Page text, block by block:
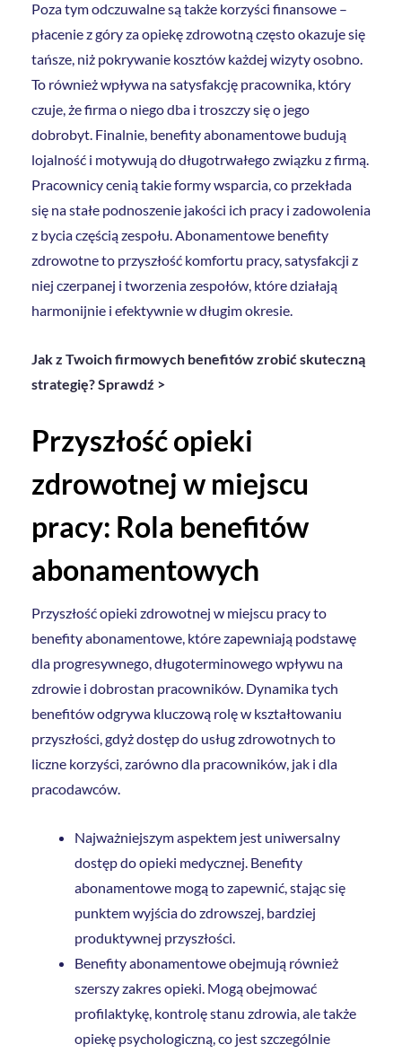
Poza tym odczuwalne są także korzyści finansowe –
płacenie z góry za opiekę zdrowotną często okazuje się
tańsze, niż pokrywanie kosztów każdej wizyty osobno.
To również wpływa na satysfakcję pracownika, który
czuje, że firma o niego dba i troszczy się o jego
dobrobyt. Finalnie, benefity abonamentowe budują
lojalność i motywują do długotrwałego związku z firmą.
Pracownicy cenią takie formy wsparcia, co przekłada
się na stałe podnoszenie jakości ich pracy i zadowolenia
z bycia częścią zespołu. Abonamentowe benefity
zdrowotne to przyszłość komfortu pracy, satysfakcji z
niej czerpanej i tworzenia zespołów, które działają
harmonijnie i efektywnie w długim okresie.
Jak z Twoich firmowych benefitów zrobić skuteczną
strategię? Sprawdź >
Przyszłość opieki
zdrowotnej w miejscu
pracy: Rola benefitów
abonamentowych
Przyszłość opieki zdrowotnej w miejscu pracy to
benefity abonamentowe, które zapewniają podstawę
dla progresywnego, długoterminowego wpływu na
zdrowie i dobrostan pracowników. Dynamika tych
benefitów odgrywa kluczową rolę w kształtowaniu
przyszłości, gdyż dostęp do usług zdrowotnych to
liczne korzyści, zarówno dla pracowników, jak i dla
pracodawców.
Najważniejszym aspektem jest uniwersalny
dostęp do opieki medycznej. Benefity
abonamentowe mogą to zapewnić, stając się
punktem wyjścia do zdrowszej, bardziej
produktywnej przyszłości.
Benefity abonamentowe obejmują również
szerszy zakres opieki. Mogą obejmować
profilaktykę, kontrolę stanu zdrowia, ale także
opiekę psychologiczną, co jest szczególnie